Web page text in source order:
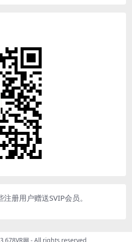
册用户赠送SVIP会员。
678VR网 - All rights reserved